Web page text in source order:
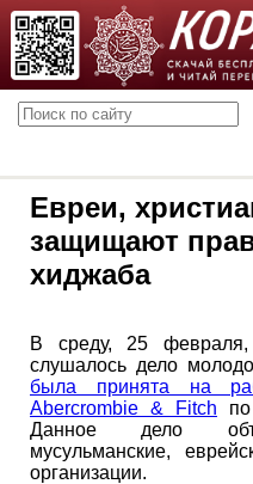
Евреи,
защищают
хиджаба
В среду, 25
слушалось дело
была принята на
Abercrombie & Fitch
Данное дело
мусульманские,
организации.